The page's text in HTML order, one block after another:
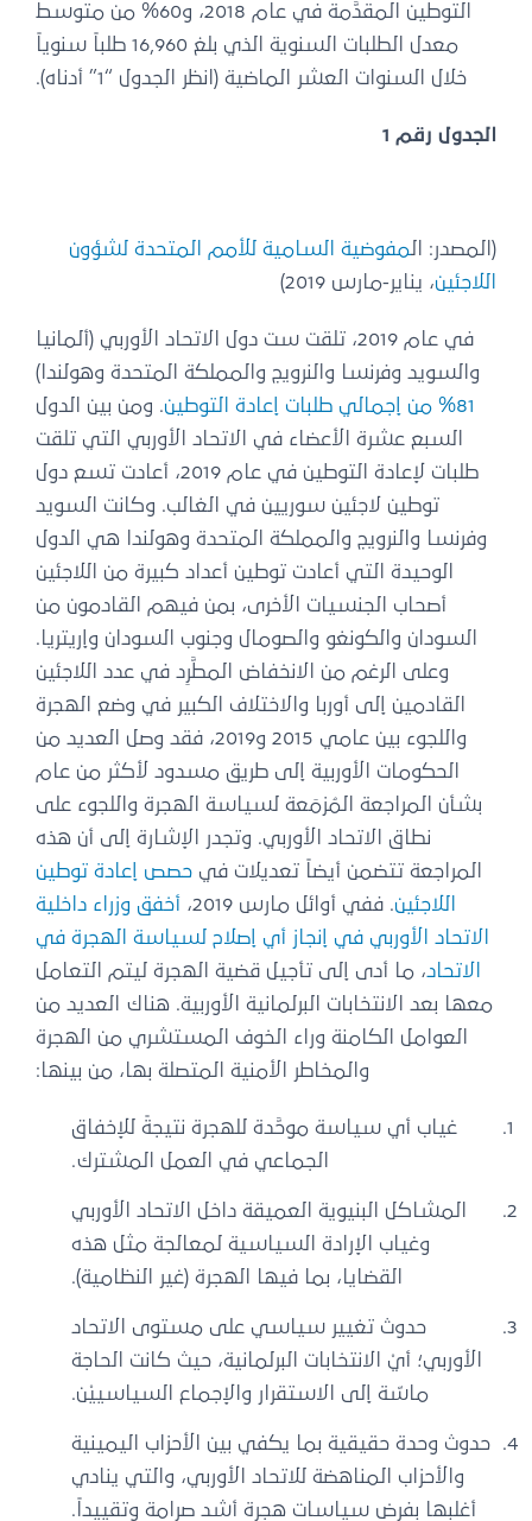
التوطين المقدَّمة في عام 2018، و60% من متوسط
معدل الطلبات السنوية الذي بلغ 16,960 طلباً سنوياً
خلال السنوات العشر الماضية (انظر الجدول “1” أدناه).
الجدول رقم 1
(المصدر: المفوضية السامية للأمم المتحدة لشؤون
اللاجئين، يناير-مارس 2019)
في عام 2019، تلقت ست دول الاتحاد الأوربي (ألمانيا
والسويد وفرنسا والنرويج والمملكة المتحدة وهولندا)
81% من إجمالي طلبات إعادة التوطين
. ومن بين الدول
السبع عشرة الأعضاء في الاتحاد الأوربي التي تلقت
طلبات لإعادة التوطين في عام 2019، أعادت تسع دول
توطين لاجئين سوريين في الغالب. وكانت السويد
وفرنسا والنرويج والمملكة المتحدة وهولندا هي الدول
الوحيدة التي أعادت توطين أعداد كبيرة من اللاجئين
أصحاب الجنسيات الأخرى، بمن فيهم القادمون من
السودان والكونغو والصومال وجنوب السودان وإريتريا.
وعلى الرغم من الانخفاض المطَّرِد في عدد اللاجئين
القادمين إلى أوربا والاختلاف الكبير في وضع الهجرة
واللجوء بين عامي 2015 و2019، فقد وصل العديد من
الحكومات الأوربية إلى طريق مسدود لأكثر من عام
بشأن المراجعة المُزمَعة لسياسة الهجرة واللجوء على
نطاق الاتحاد الأوربي. وتجدر الإشارة إلى أن هذه
المراجعة تتضمن أيضاً تعديلات في حصص إعادة توطين
اللاجئين. ففي أوائل مارس 2019،
أخفق وزراء داخلية
الاتحاد الأوربي في إنجاز أي إصلاح لسياسة الهجرة في
الاتحاد، ما أدى إلى تأجيل قضية الهجرة ليتم التعامل
معها بعد الانتخابات البرلمانية الأوربية. هناك العديد من
العوامل الكامنة وراء الخوف المستشري من الهجرة
والمخاطر الأمنية المتصلة بها، من بينها:
غياب أي سياسة موحَّدة للهجرة نتيجةً للإخفاق
الجماعي في العمل المشترك.
المشاكل البنيوية العميقة داخل الاتحاد الأوربي
وغياب الإرادة السياسية لمعالجة مثل هذه
القضايا، بما فيها الهجرة (غير النظامية).
حدوث تغيير سياسي على مستوى الاتحاد
الأوربي؛ أيْ الانتخابات البرلمانية، حيث كانت الحاجة
ماسّة إلى الاستقرار والإجماع السياسييْن.
حدوث وحدة حقيقية بما يكفي بين الأحزاب اليمينية
والأحزاب المناهضة للاتحاد الأوربي، والتي ينادي
أغلبها بفرض سياسات هجرة أشد صرامة وتقييداً.